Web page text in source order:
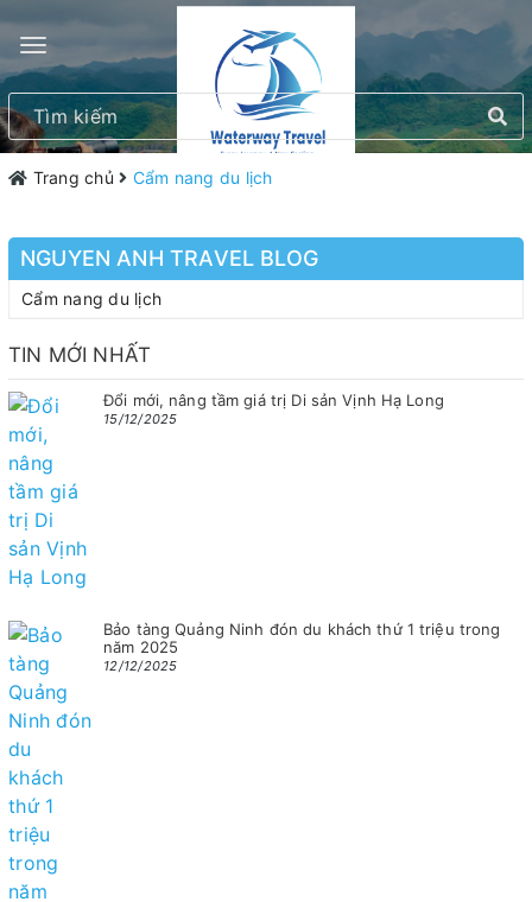
Trang chủ Cẩm nang du lịch
NGUYEN ANH TRAVEL BLOG
Cẩm nang du lịch
TIN MỚI NHẤT
Đổi mới, nâng tầm giá trị Di sản Vịnh Hạ Long
15/12/2025
Bảo tàng Quảng Ninh đón du khách thứ 1 triệu trong
năm 2025
12/12/2025